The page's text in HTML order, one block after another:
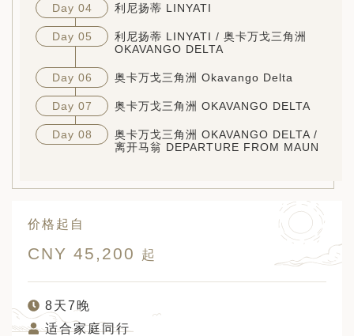
Day 04 利尼扬蒂 LINYATI
Day 05
利尼扬蒂 LINYATI / 奥卡万戈三角洲
OKAVANGO DELTA
Day 06 奥卡万戈三角洲 Okavango Delta
Day 07 奥卡万戈三角洲 OKAVANGO DELTA
Day 08
奥卡万戈三角洲 OKAVANGO DELTA /
离开马翁 DEPARTURE FROM MAUN
价格起自
CNY 45,200 起
8天7晚
适合家庭同行